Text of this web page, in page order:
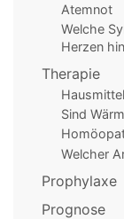
Atemnot
Welche
Herzen
Therapie
Hausmittel
Sind
Welcher
Prophylaxe
Prognose